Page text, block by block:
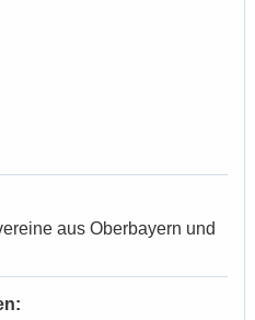
aus Oberbayern und